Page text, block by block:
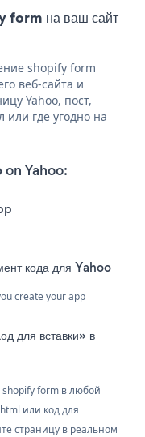
form на ваш сайт
shopify form
веб-сайта и
Yahoo, пост,
где угодно на
Yahoo:
кода для Yahoo
create your app
для вставки» в
form в любой
или код для
страницу в реальном